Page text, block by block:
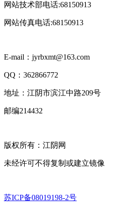
网站技术部电话:68150913
网站传真电话:68150913
E-mail：jyrbxmt@163.com
QQ：362866772
地址：江阴市滨江中路209号
邮编214432
版权所有：江阴网
未经许可不得复制或建立镜像
苏ICP备08019198-2号